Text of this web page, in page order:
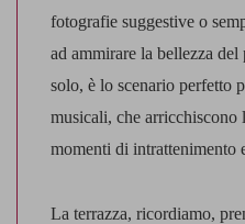
fotografie suggestive o
ad ammirare la bellezza del
solo, è lo scenario perfetto
musicali, che arricchiscono
momenti di intrattenimento
La terrazza, ricordiamo,